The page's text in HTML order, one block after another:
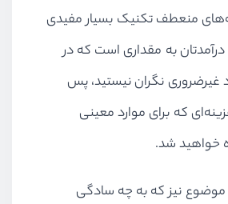
منعطف تکنیک بسیار مفیدی
به مقداری است که در
غیرضروری نگران نیستید، پس
که برای موارد معینی
خواهید شد.
نیز که به چه سادگی